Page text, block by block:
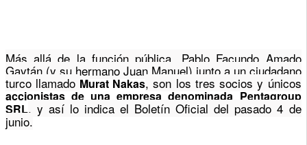
Más allá de la función pública, Pablo Facundo Amado
Gaytán (y su hermano Juan Manuel) junto a un ciudadano
turco llamado Murat Nakas, son los tres socios y únicos
accionistas de una empresa denominada Pentagroup
SRL, y así lo indica el Boletín Oficial del pasado 4 de
junio.